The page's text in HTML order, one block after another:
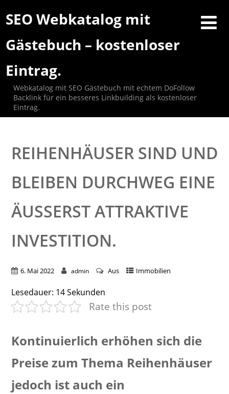
SEO Webkatalog mit
Gästebuch – kostenloser
Eintrag.
Webkatalog mit SEO Gästebuch mit echtem DoFollow
Backlink für ein besseres Linkbuilding als kostenloser
Eintrag.
REIHENHÄUSER SIND UND
BLEIBEN DURCHWEG EINE
ÄUSSERST ATTRAKTIVE I
NVESTITION.
6. Mai 2022 admin Aus Immobilien
Lesedauer: 14Sekunden
Rate this post
Kontinuierlich erhöhen sich die
Preise zum Thema Reihenhäuser
jedoch ist auch ein